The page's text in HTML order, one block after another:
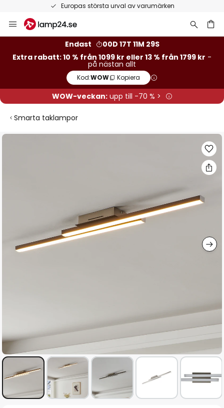
Europas största urval av varumärken
Hoppa
till
Endast
00D 17T 11M 29S
Extra rabatt: 10 % från 1099 kr eller 13 % från 1799 kr -
på nästan allt
Kod:WOW Kopiera
WOW-veckan:upp till -70 % >
Smarta taklampor
Hoppa